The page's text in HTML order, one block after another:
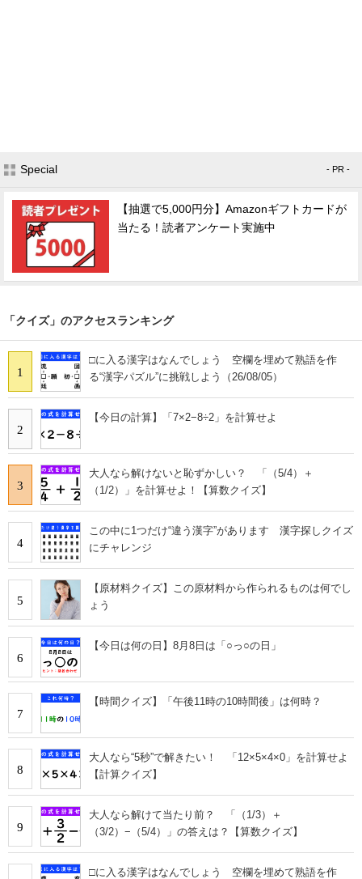
Special - PR -
【抽選で5,000円分】Amazonギフトカードが
当たる！読者アンケート実施中
「クイズ」のアクセスランキング
1
□に入る漢字はなんでしょう 空欄を埋めて熟語を作
る“漢字パズル”に挑戦しよう（26/08/05）
2
【今日の計算】「7×2−8÷2」を計算せよ
3
大人なら解けないと恥ずかしい？ 「（5/4）＋
（1/2）」を計算せよ！【算数クイズ】
4
この中に1つだけ“違う漢字”があります 漢字探しクイズ
にチャレンジ
5
【原材料クイズ】この原材料から作られるものは何でし
ょう
6
【今日は何の日】8月8日は「○っ○の日」
7
【時間クイズ】「午後11時の10時間後」は何時？
8
大人なら“5秒”で解きたい！ 「12×5×4×0」を計算せよ
【計算クイズ】
9
大人なら解けて当たり前？ 「（1/3）＋
（3/2）−（5/4）」の答えは？【算数クイズ】
□に入る漢字はなんでしょう 空欄を埋めて熟語を作